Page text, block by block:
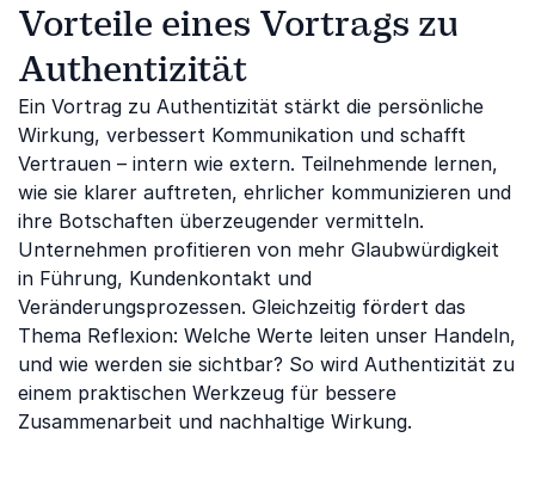
Vorteile eines Vortrags zu
Authentizität
Ein Vortrag zu Authentizität stärkt die persönliche
Wirkung, verbessert Kommunikation und schafft
Vertrauen – intern wie extern. Teilnehmende lernen,
wie sie klarer auftreten, ehrlicher kommunizieren und
ihre Botschaften überzeugender vermitteln.
Unternehmen profitieren von mehr Glaubwürdigkeit
in Führung, Kundenkontakt und
Veränderungsprozessen. Gleichzeitig fördert das
Thema Reflexion: Welche Werte leiten unser Handeln,
und wie werden sie sichtbar? So wird Authentizität zu
einem praktischen Werkzeug für bessere
Zusammenarbeit und nachhaltige Wirkung.